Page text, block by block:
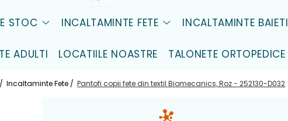
STOC INCALTAMINTE FETE INCALTAMINTE BAIETI
ADULTI LOCATIILE NOASTRE TALONETE ORTOPEDICE
Incaltaminte Fete / Pantofi copii fete din textil Biomecanics, Roz - 252130-D032